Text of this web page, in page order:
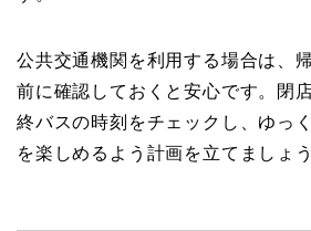
公共交通機関を利用する場合は、
前に確認しておくと安心です。閉
終バスの時刻をチェックし、ゆっ
を楽しめるよう計画を立てましょう